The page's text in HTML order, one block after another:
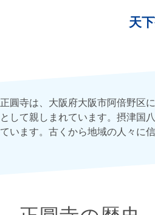
天
正圓寺は、大阪府大阪市阿倍野区
として親しまれています。摂津国
ています。古くから地域の人々に